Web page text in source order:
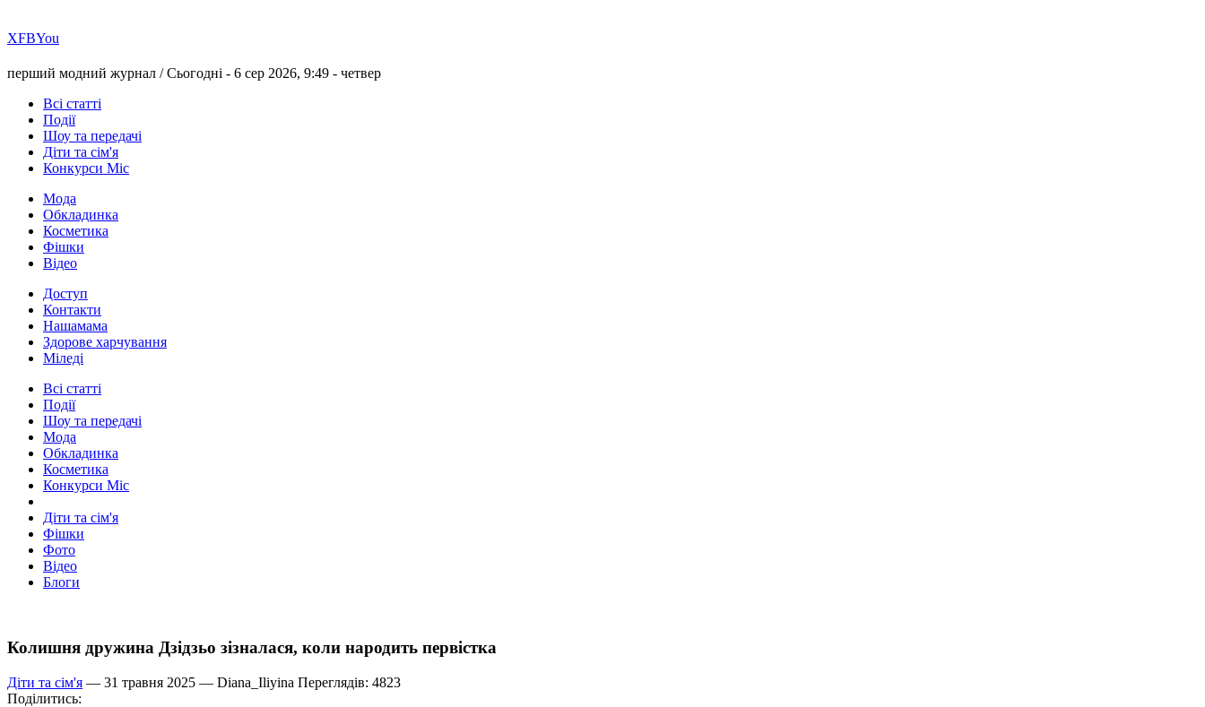
ХFBYou
перший модний журнал /Сьогодні - 6 сер 2026, 9:49 - четвер
Всі статті
Події
Шоу та передачі
Діти та сім'я
Конкурси Міс
Мода
Обкладинка
Косметика
Фішки
Відео
Доступ
Контакти
Нашамама
Здорове харчування
Міледі
Всі статті
Події
Шоу та передачі
Мода
Обкладинка
Косметика
Конкурси Міс
Діти та сім'я
Фішки
Фото
Відео
Блоги
Колишня дружина Дзідзьо зізналася, коли народить первістка
Діти та сім'я — 31 травня 2025 — Diana_Iliyina Переглядів: 4823
Поділитись: